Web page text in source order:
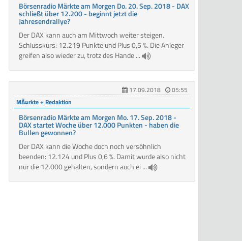
Börsenradio Märkte am Morgen Do. 20. Sep. 2018 - DAX
schließt über 12.200 - beginnt jetzt die
Jahresendrallye?
Der DAX kann auch am Mittwoch weiter steigen.
Schlusskurs: 12.219 Punkte und Plus 0,5 %. Die Anleger
greifen also wieder zu, trotz des Hande ...
17.09.2018
05:55
MÃ¤rkte + Redaktion
Börsenradio Märkte am Morgen Mo. 17. Sep. 2018 -
DAX startet Woche über 12.000 Punkten - haben die
Bullen gewonnen?
Der DAX kann die Woche doch noch versöhnlich
beenden: 12.124 und Plus 0,6 %. Damit wurde also nicht
nur die 12.000 gehalten, sondern auch ei ...